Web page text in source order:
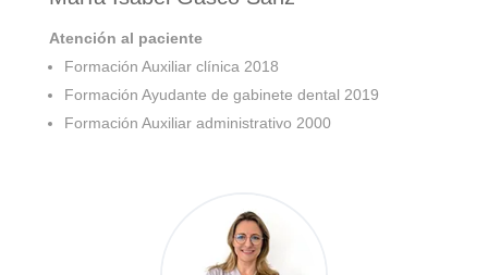
Atención al paciente
Formación Auxiliar clínica 2018
Formación Ayudante de gabinete dental 2019
Formación Auxiliar administrativo 2000